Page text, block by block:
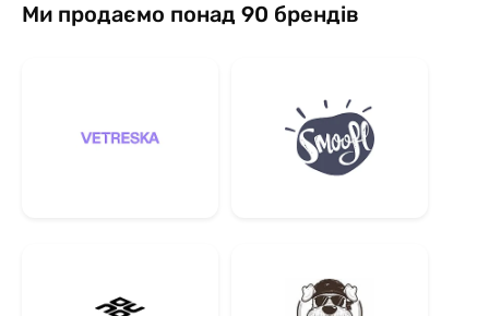
Ми продаємо понад 90 брендів